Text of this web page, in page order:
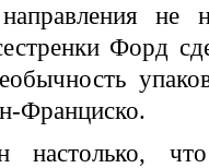
не
Форд
Франциско.
настолько,